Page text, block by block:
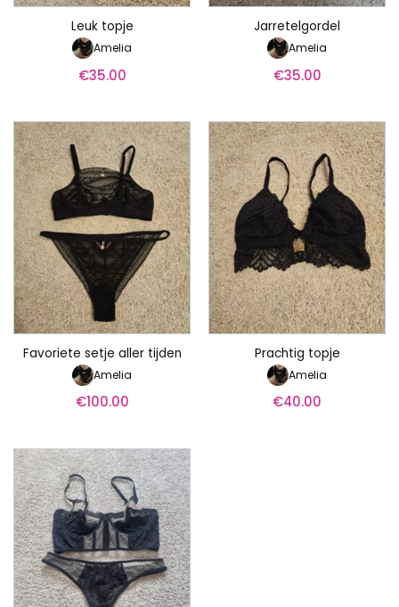
Leuk topje
Amelia
€35.00
Jarretelgordel
Amelia
€35.00
Favoriete setje aller tijden
Amelia
€100.00
Prachtig topje
Amelia
€40.00